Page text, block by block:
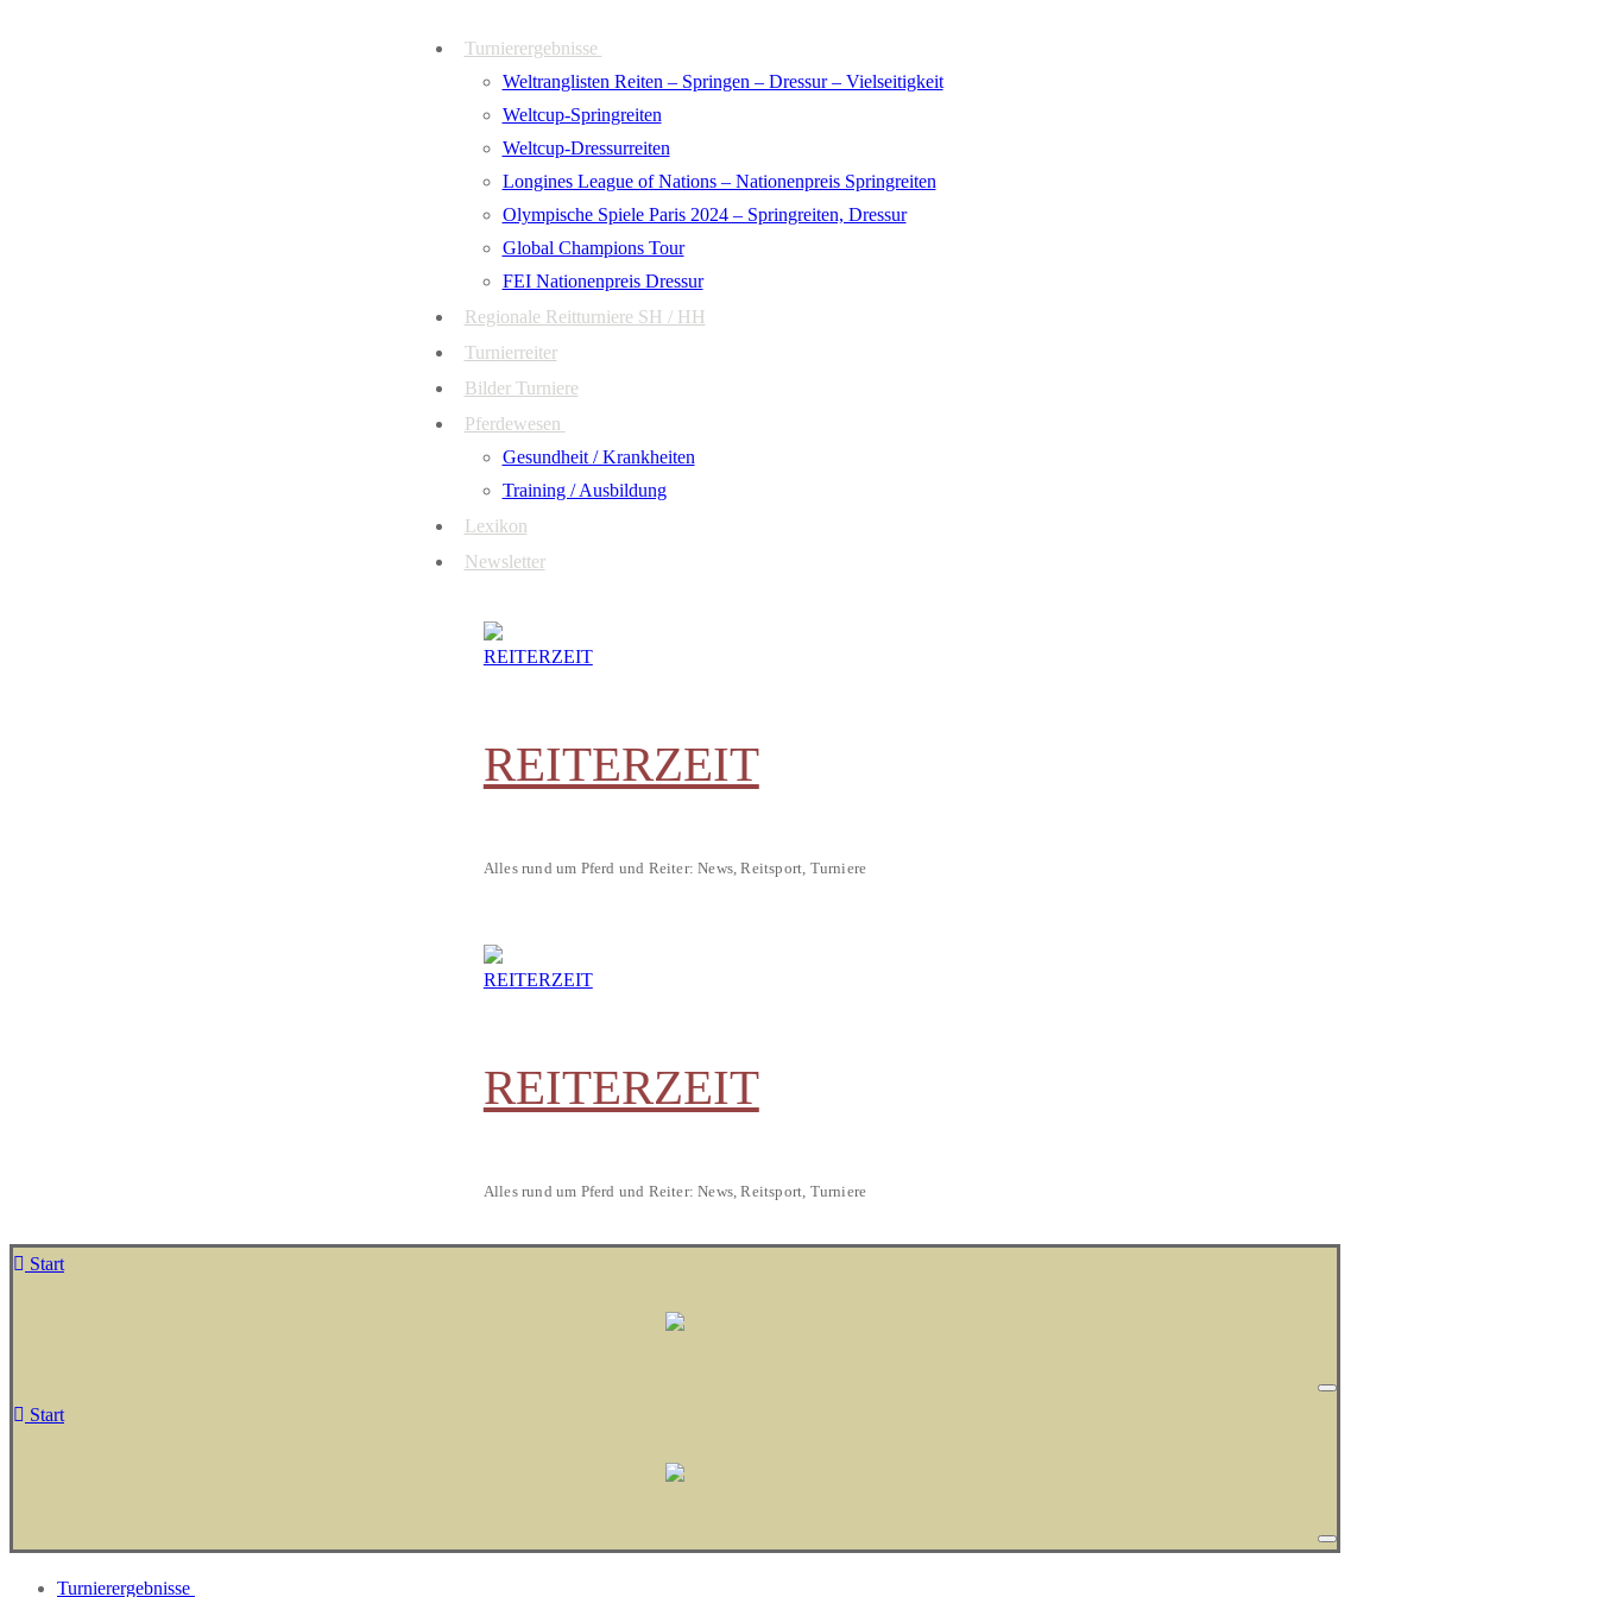
Turnierergebnisse
Weltranglisten Reiten – Springen – Dressur – Vielseitigkeit
Weltcup-Springreiten
Weltcup-Dressurreiten
Longines League of Nations – Nationenpreis Springreiten
Olympische Spiele Paris 2024 – Springreiten, Dressur
Global Champions Tour
FEI Nationenpreis Dressur
Regionale Reitturniere SH / HH
Turnierreiter
Bilder Turniere
Pferdewesen
Gesundheit / Krankheiten
Training / Ausbildung
Lexikon
Newsletter
REITERZEIT
Alles rund um Pferd und Reiter: News, Reitsport, Turniere
REITERZEIT
Alles rund um Pferd und Reiter: News, Reitsport, Turniere
Start
Start
Turnierergebnisse